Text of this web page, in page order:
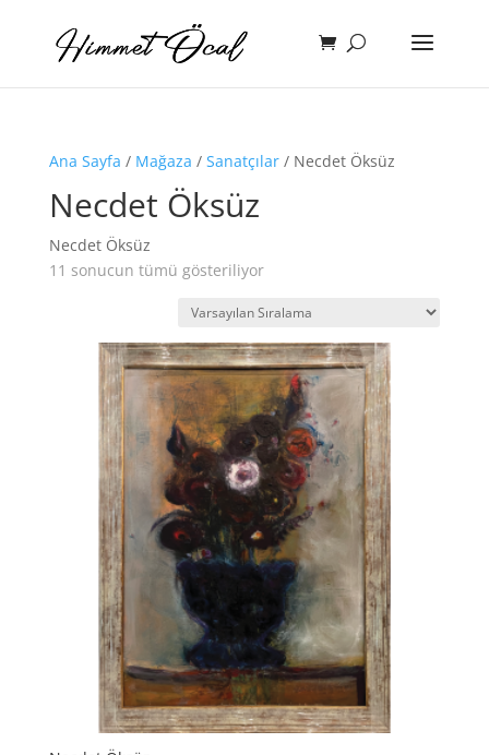
Ana Sayfa / Mağaza / Sanatçılar/ Necdet Öksüz
Necdet Öksüz
Necdet Öksüz
11 sonucun tümü gösteriliyor